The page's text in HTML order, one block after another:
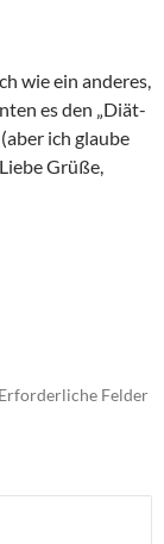
wie ein anderes,
es den „Diät-
ich glaube
Grüße,
Erforderliche Felder